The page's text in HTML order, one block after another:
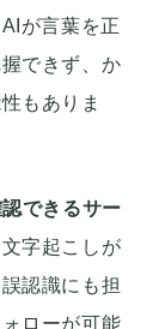
が言葉を正
できず、か
もありま
できるサー
字起こしが
認識にも担
ローが可能